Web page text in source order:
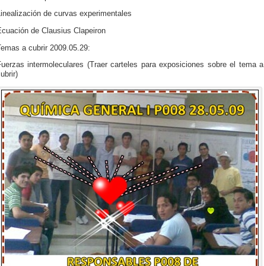
de curvas experimentales
de Clausius Clapeiron
a cubrir 2009.05.29:
intermoleculares (Traer carteles para exposiciones sobre el tema a